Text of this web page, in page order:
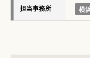
担当事務所 横